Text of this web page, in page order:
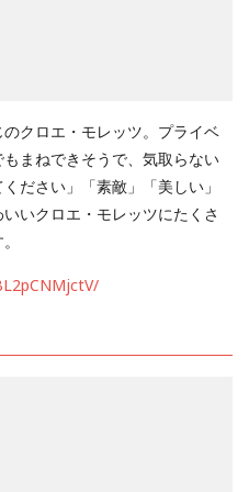
クロエ・モレッツ。プライベ
まねできそうで、気取らない
ださい」「素敵」「美しい」
いクロエ・モレッツにたくさ